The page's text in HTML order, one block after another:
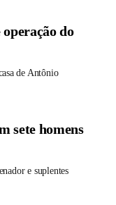
do
de Antônio
sete homens
e suplentes